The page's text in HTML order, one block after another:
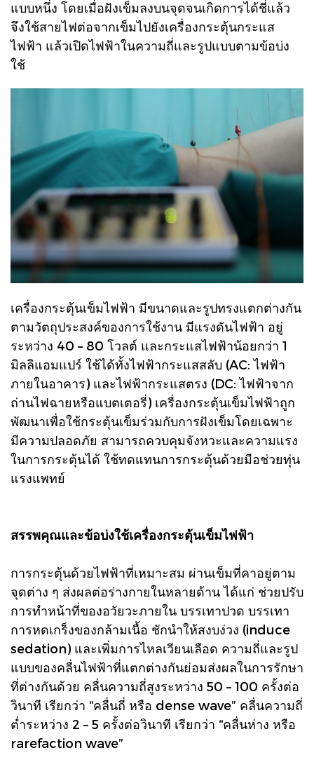
แบบหนึ่ง โดยเมื่อฝังเข็มลงบนจุดจนเกิดการได้ชี่แล้ว
จึงใช้สายไฟต่อจากเข็มไปยังเครื่องกระตุ้นกระแส
ไฟฟ้า แล้วเปิดไฟฟ้าในความถี่และรูปแบบตามข้อบ่ง
ใช้
เครื่องกระตุ้นเข็มไฟฟ้า มีขนาดและรูปทรงแตกต่างกัน
ตามวัตถุประสงค์ของการใช้งาน มีแรงดันไฟฟ้า อยู่
ระหว่าง 40 – 80 โวลต์ และกระแสไฟฟ้าน้อยกว่า 1
มิลลิแอมแปร์ ใช้ได้ทั้งไฟฟ้ากระแสสลับ (AC: ไฟฟ้า
ภายในอาคาร) และไฟฟ้ากระแสตรง (DC: ไฟฟ้าจาก
ถ่านไฟฉายหรือแบตเตอรี่) เครื่องกระตุ้นเข็มไฟฟ้าถูก
พัฒนาเพื่อใช้กระตุ้นเข็มร่วมกับการฝังเข็มโดยเฉพาะ
มีความปลอดภัย สามารถควบคุมจังหวะและความแรง
ในการกระตุ้นได้ ใช้ทดแทนการกระตุ้นด้วยมือช่วยทุ่น
แรงแพทย์
สรรพคุณและข้อบ่งใช้เครื่องกระตุ้นเข็มไฟฟ้า
การกระตุ้นด้วยไฟฟ้าที่เหมาะสม ผ่านเข็มที่คาอยู่ตาม
จุดต่าง ๆ ส่งผลต่อร่างกายในหลายด้าน ได้แก่ ช่วยปรับ
การทำหน้าที่ของอวัยวะภายใน บรรเทาปวด บรรเทา
การหดเกร็งของกล้ามเนื้อ ชักนำให้สงบง่วง (induce
sedation) และเพิ่มการไหลเวียนเลือด ความถี่และรูป
แบบของคลื่นไฟฟ้าที่แตกต่างกันย่อมส่งผลในการรักษา
ที่ต่างกันด้วย คลื่นความถี่สูงระหว่าง 50 – 100 ครั้งต่อ
วินาที เรียกว่า “คลื่นถี่ หรือ dense wave” คลื่นความถี่
ต่ำระหว่าง 2 – 5 ครั้งต่อวินาที เรียกว่า “คลื่นห่าง หรือ
rarefaction wave”